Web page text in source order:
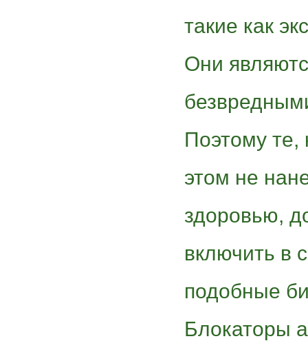
такие как
Они
Поэтому те,
этом не
здоровью,
включить в
подобные
Блокаторы